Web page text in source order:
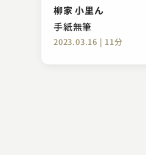
柳家 小里ん
手紙無筆
2023.03.16 | 11分
夢の国！コブシーラ
2025.05.11 | 14分